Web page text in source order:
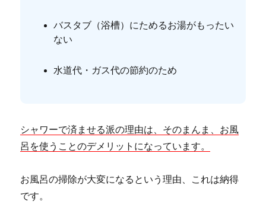
バスタブ（浴槽）にためるお湯がもったい
ない
水道代・ガス代の節約のため
シャワーで済ませる派の理由は、そのまんま、お風
呂を使うことのデメリットになっています。
お風呂の掃除が大変になるという理由、これは納得
です。